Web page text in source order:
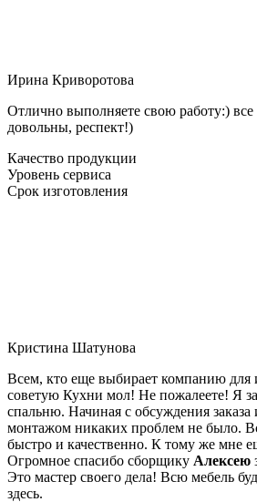
Ирина Криворотова
Отлично выполняете свою работу:) все
довольны, респект!)
Качество продукции
Уровень сервиса
Срок изготовления
Кристина Шатунова
Всем, кто еще выбирает компанию для
советую Кухни мол! Не пожалеете! Я
спальню. Начиная с обсуждения заказа
монтажом никаких проблем не было.
быстро и качественно. К тому же мне
Огромное спасибо сборщику Алексею
Это мастер своего дела! Всю мебель
здесь.